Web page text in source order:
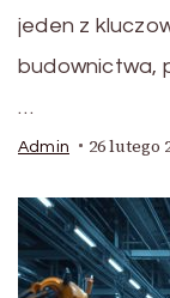
jeden z
budownictwa,
…
Admin 26 lutego